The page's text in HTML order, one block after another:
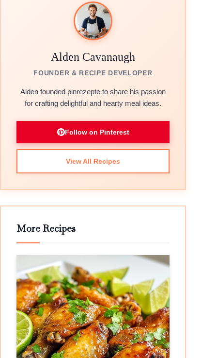
Alden Cavanaugh
FOUNDER & RECIPE DEVELOPER
Alden founded pinrezepte to share his passion
for crafting delightful and hearty meal ideas.
Follow on Pinterest
View All Recipes
More Recipes